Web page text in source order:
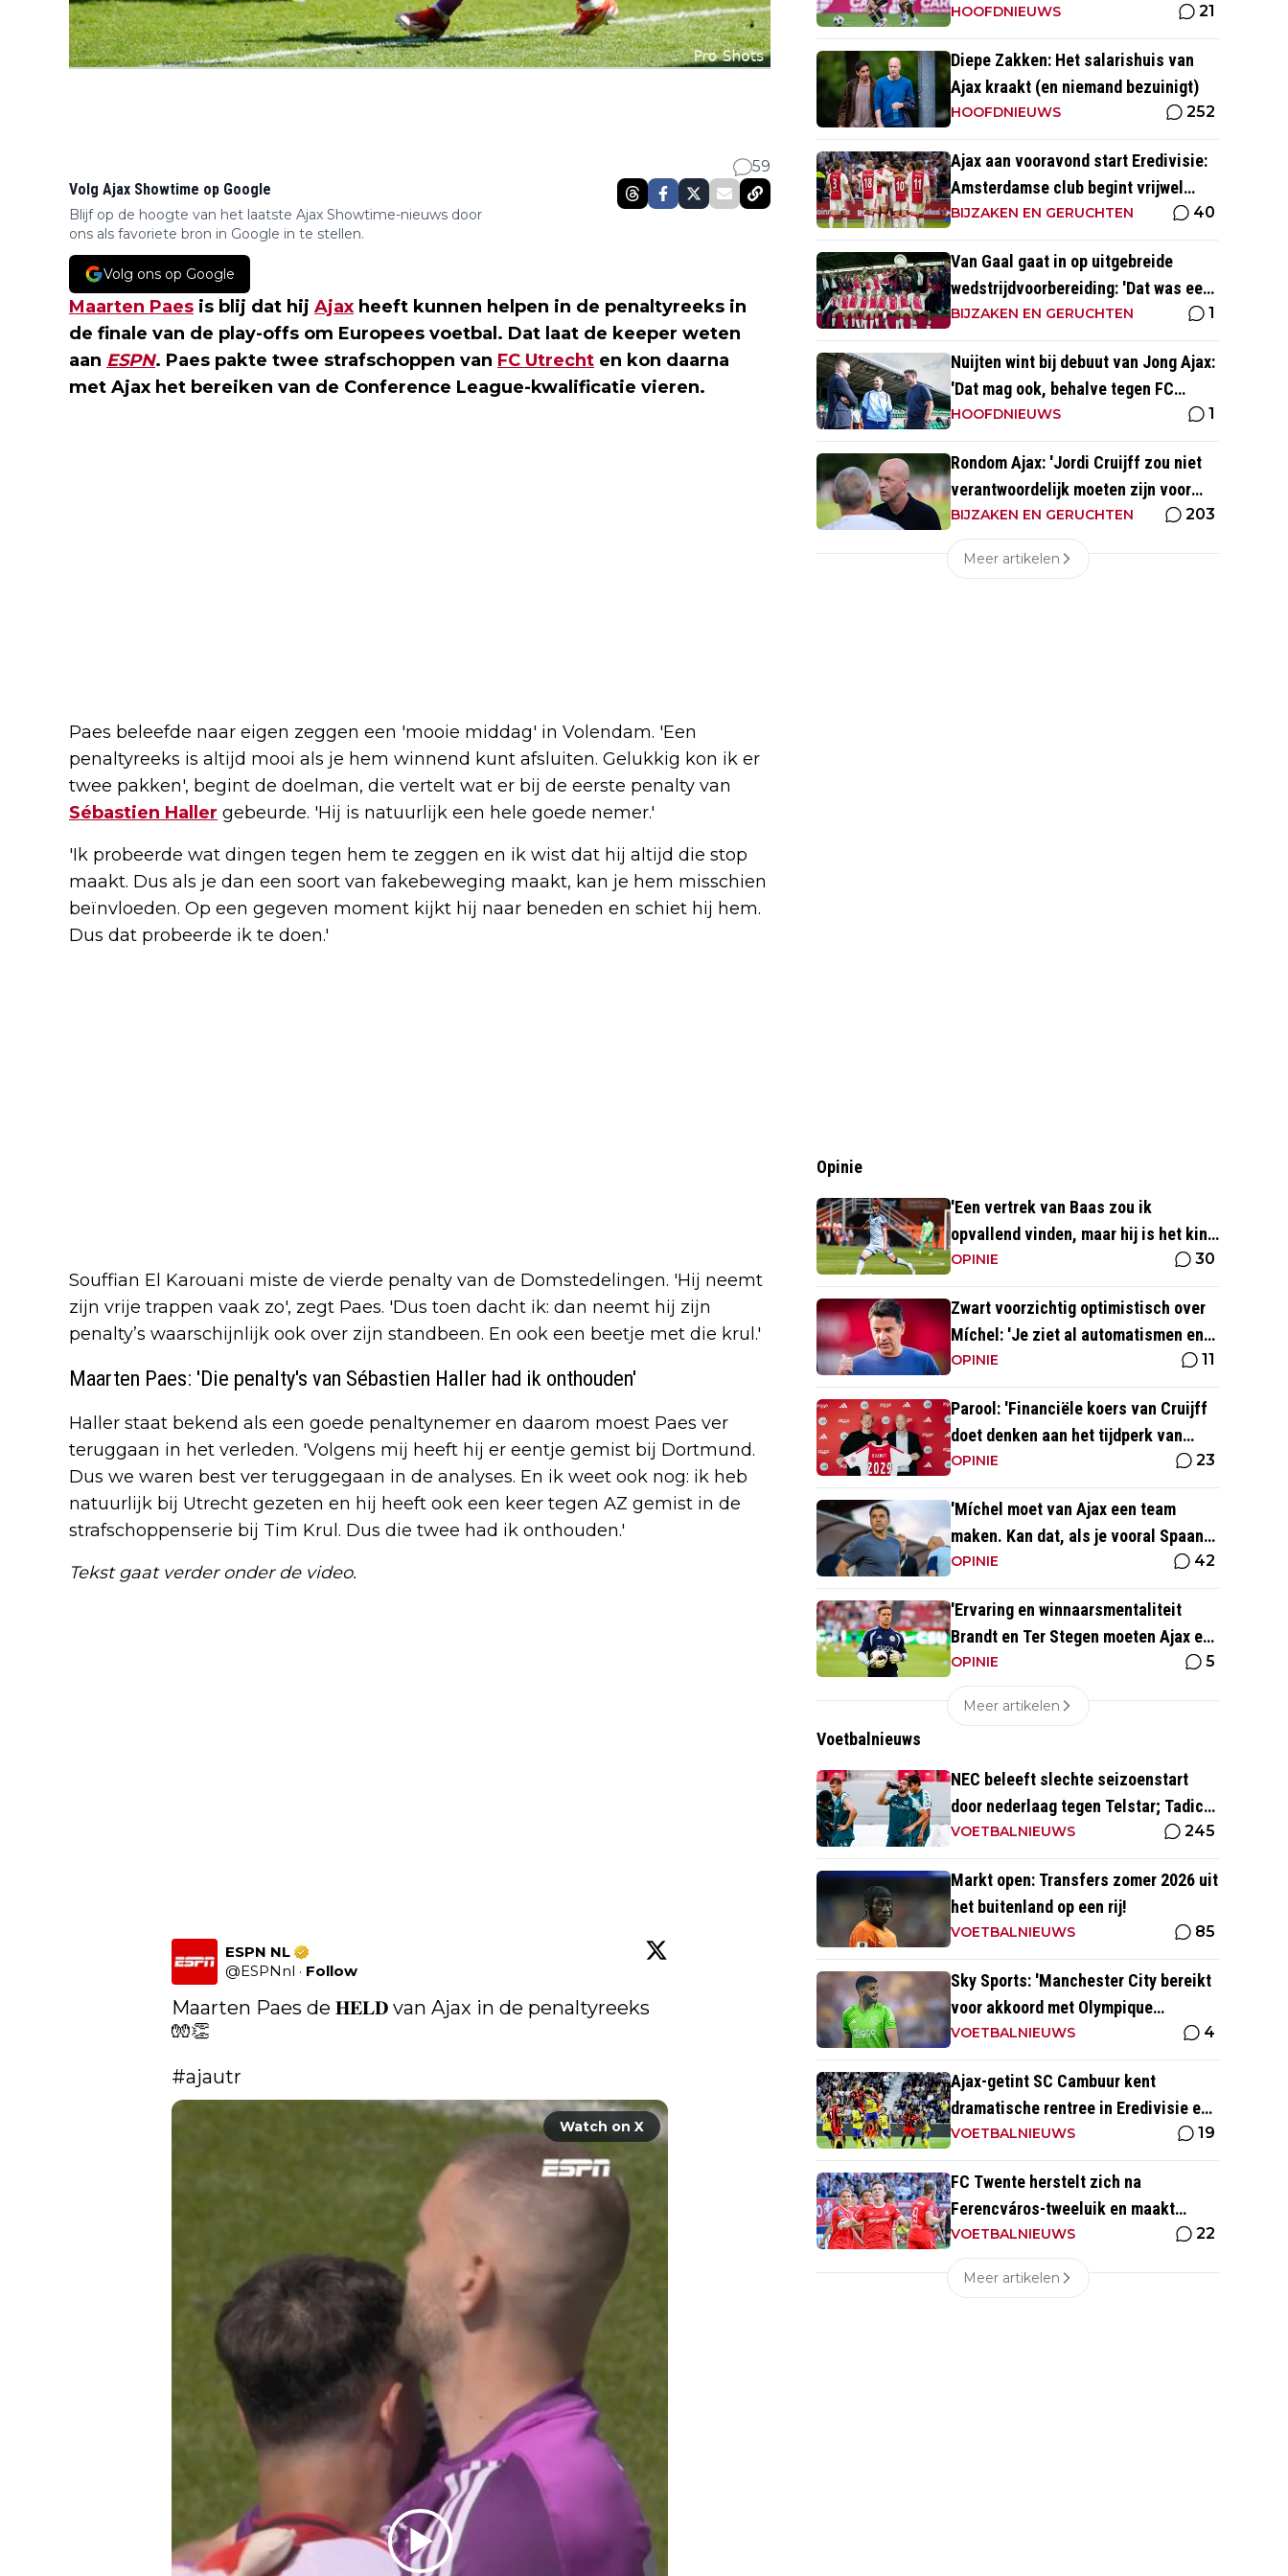
59
Volg Ajax Showtime op Google
Blijf op de hoogte van het laatste Ajax Showtime-nieuws door
ons als favoriete bron in Google in te stellen.
Volg ons op Google
Maarten Paes is blij dat hij Ajax heeft kunnen helpen in de penaltyreeks in
de finale van de play-offs om Europees voetbal. Dat laat de keeper weten
aan ESPN. Paes pakte twee strafschoppen van FC Utrecht en kon daarna
met Ajax het bereiken van de Conference League-kwalificatie vieren.
Paes beleefde naar eigen zeggen een 'mooie middag' in Volendam. 'Een
penaltyreeks is altijd mooi als je hem winnend kunt afsluiten. Gelukkig kon ik er
twee pakken', begint de doelman, die vertelt wat er bij de eerste penalty van
Sébastien Haller gebeurde. 'Hij is natuurlijk een hele goede nemer.'
'Ik probeerde wat dingen tegen hem te zeggen en ik wist dat hij altijd die stop
maakt. Dus als je dan een soort van fakebeweging maakt, kan je hem misschien
beïnvloeden. Op een gegeven moment kijkt hij naar beneden en schiet hij hem.
Dus dat probeerde ik te doen.'
Souffian El Karouani miste de vierde penalty van de Domstedelingen. 'Hij neemt
zijn vrije trappen vaak zo', zegt Paes. 'Dus toen dacht ik: dan neemt hij zijn
penalty’s waarschijnlijk ook over zijn standbeen. En ook een beetje met die krul.'
Maarten Paes: 'Die penalty's van Sébastien Haller had ik onthouden'
Haller staat bekend als een goede penaltynemer en daarom moest Paes ver
teruggaan in het verleden. 'Volgens mij heeft hij er eentje gemist bij Dortmund.
Dus we waren best ver teruggegaan in de analyses. En ik weet ook nog: ik heb
natuurlijk bij Utrecht gezeten en hij heeft ook een keer tegen AZ gemist in de
strafschoppenserie bij Tim Krul. Dus die twee had ik onthouden.'
Tekst gaat verder onder de video.
ESPN NL
@ESPNnl · Follow
Maarten Paes de 𝐇𝐄𝐋𝐃 van Ajax in de penaltyreeks
🧤👏
#ajautr
Watch on X
naar voetbal kijk’
HOOFDNIEUWS 21
Diepe Zakken: Het salarishuis van
Ajax kraakt (en niemand bezuinigt)
HOOFDNIEUWS 252
Ajax aan vooravond start Eredivisie:
Amsterdamse club begint vrijwel
altijd met zege
BIJZAKEN EN GERUCHTEN 40
Van Gaal gaat in op uitgebreide
wedstrijdvoorbereiding: 'Dat was een
aparte discipline, een ritme'
BIJZAKEN EN GERUCHTEN 1
Nuijten wint bij debuut van Jong Ajax:
'Dat mag ook, behalve tegen FC
Dordrecht'
HOOFDNIEUWS 1
Rondom Ajax: 'Jordi Cruijff zou niet
verantwoordelijk moeten zijn voor
Ajax Vrouwen'
BIJZAKEN EN GERUCHTEN 203
Meer artikelen
Opinie
'Een vertrek van Baas zou ik
opvallend vinden, maar hij is het kind
van de rekening van de komst van
Blind'
OPINIE 30
Zwart voorzichtig optimistisch over
Míchel: 'Je ziet al automatismen en
patronen terug, maar...'
OPINIE 11
Parool: 'Financiële koers van Cruijff
doet denken aan het tijdperk van
Overmars'
OPINIE 23
'Míchel moet van Ajax een team
maken. Kan dat, als je vooral Spaans
spreekt?'
OPINIE 42
'Ervaring en winnaarsmentaliteit
Brandt en Ter Stegen moeten Ajax er
weer bovenop helpen'
OPINIE 5
Meer artikelen
Voetbalnieuws
NEC beleeft slechte seizoenstart
door nederlaag tegen Telstar; Tadic
geeft assist
VOETBALNIEUWS 245
Markt open: Transfers zomer 2026 uit
het buitenland op een rij!
VOETBALNIEUWS 85
Sky Sports: 'Manchester City bereikt
voor akkoord met Olympique
Marseille; Rulli voor twee miljoen
naar Engeland'
VOETBALNIEUWS 4
Ajax-getint SC Cambuur kent
dramatische rentree in Eredivisie en
krijgt pak slaag in eigen huis
VOETBALNIEUWS 19
FC Twente herstelt zich na
Ferencváros-tweeluik en maakt
gehakt van Slowaakse opponent
VOETBALNIEUWS 22
Meer artikelen